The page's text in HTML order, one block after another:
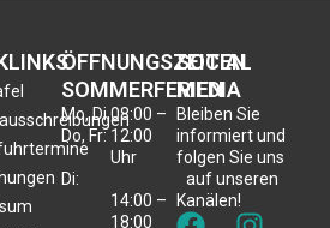
ÖFFNUNGSZEITEN
SOMMERFERIEN
Mo, Di,
Do, Fr:
Di:
08:00 –
12:00
Uhr
14:00 –
18:00
SOCIAL
MEDIA
Bleiben Sie
informiert und
folgen Sie uns
auf unseren
Kanälen!